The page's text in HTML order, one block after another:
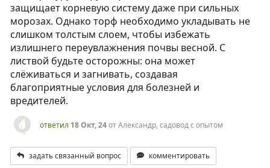
защищает корневую систему даже при сильных
морозах. Однако торф необходимо укладывать не
слишком толстым слоем, чтобы избежать
излишнего переувлажнения почвы весной. С
листвой будьте осторожны: она может
слёживаться и загнивать, создавая
благоприятные условия для болезней и
вредителей.
ответил 18 Окт, 24отАлександр, садовод с опытом
задать связанный вопрос комментировать